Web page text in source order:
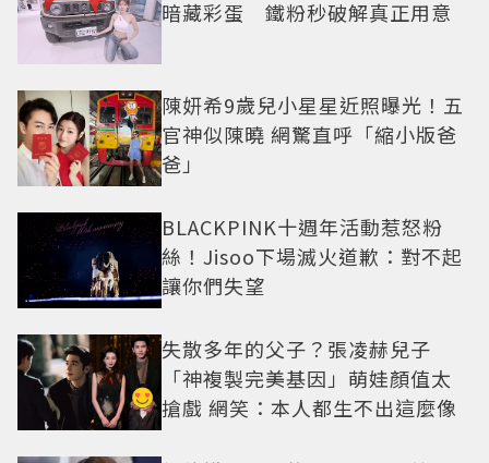
暗藏彩蛋 鐵粉秒破解真正用意
陳妍希9歲兒小星星近照曝光！五
官神似陳曉 網驚直呼「縮小版爸
爸」
BLACKPINK十週年活動惹怒粉
絲！Jisoo下場滅火道歉：對不起
讓你們失望
失散多年的父子？張凌赫兒子
「神複製完美基因」萌娃顏值太
搶戲 網笑：本人都生不出這麼像